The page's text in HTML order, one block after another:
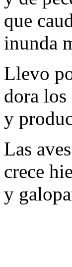
que
inunda
Llevo
dora los
y
Las
crece
y